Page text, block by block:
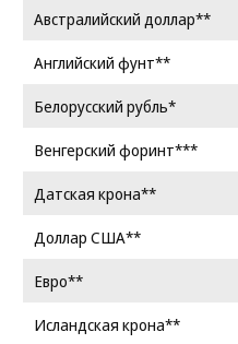
Австралийский доллар**
Английский фунт**
Белорусский рубль*
Венгерский форинт***
Датская крона**
Доллар США**
Евро**
Исландская крона**